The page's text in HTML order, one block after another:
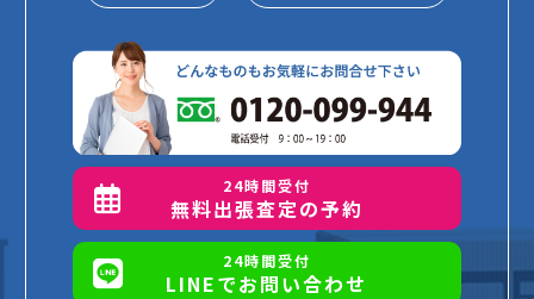
24時間受付
無料出張査定の予約
24時間受付
LINEでお問い合わせ